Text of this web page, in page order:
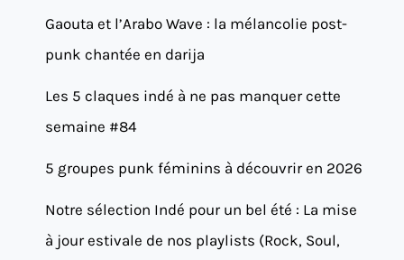
Gaouta et l’Arabo Wave : la mélancolie post-
punk chantée en darija
Les 5 claques indé à ne pas manquer cette
semaine #84
5 groupes punk féminins à découvrir en 2026
Notre sélection Indé pour un bel été : La mise
à jour estivale de nos playlists (Rock, Soul,